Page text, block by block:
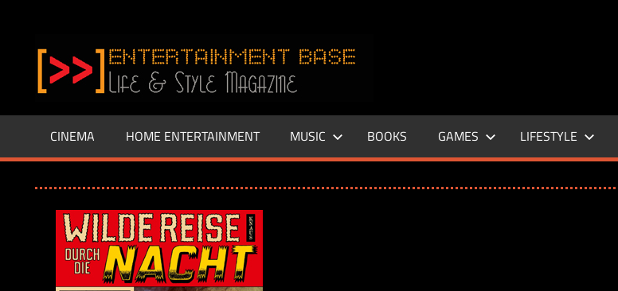
springen
–
LIFE
Base.de
CINEMA HOME ENTERTAINMENT MUSIC BOOKS GAMES LIFESTYLE